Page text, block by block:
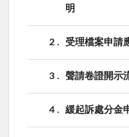
明
2 受理檔案申請
3 聲請卷證開示
4 緩起訴處分金